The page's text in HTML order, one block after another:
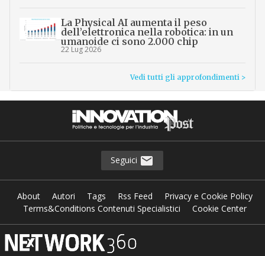
La Physical AI aumenta il peso
dell’elettronica nella robotica: in un
umanoide ci sono 2.000 chip
22 Lug 2026
Vedi tutti gli approfondimenti >
Seguici
About Autori Tags Rss Feed
Privacy e Cookie Policy
Terms&Conditions Contenuti Specialistici
Cookie Center